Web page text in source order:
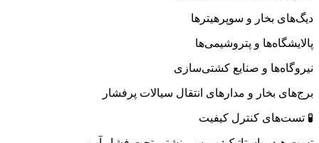
دیگ‌های بخار و سوپرهیترها
پالایشگاه‌ها و پتروشیمی‌ها
نیروگاه‌ها و صنایع کشتی‌سازی
برج‌های بخار و مدارهای انتقال سیالات پرفشار
🧪 تست‌های کنترل کیفیت